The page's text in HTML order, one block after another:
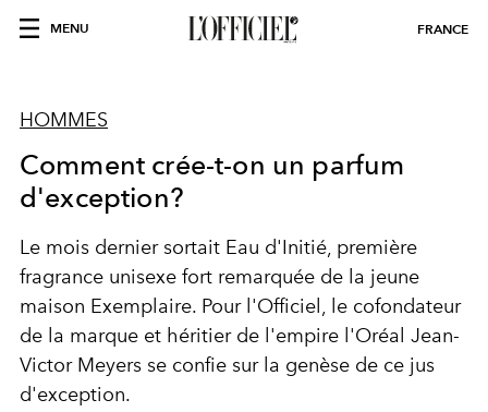
MENU FRANCE
HOMMES
Comment crée-t-on un parfum
d'exception?
Le mois dernier sortait Eau d'Initié, première
fragrance unisexe fort remarquée de la jeune
maison Exemplaire. Pour l'Officiel, le cofondateur
de la marque et héritier de l'empire l'Oréal Jean-
Victor Meyers se confie sur la genèse de ce jus
d'exception.